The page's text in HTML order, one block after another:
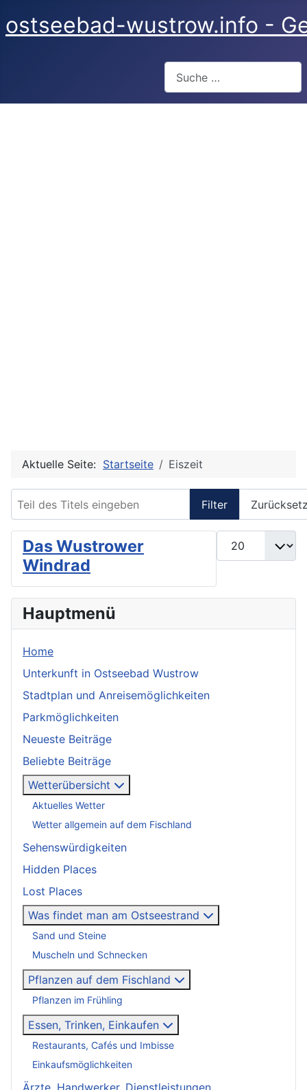
ostseebad-wustrow.info -
Aktuelle Seite: Startseite Eiszeit
Filter
Anzeige #
Das Wustrower
Windrad
Hauptmenü
Home
Unterkunft in Ostseebad Wustrow
Stadtplan und Anreisemöglichkeiten
Parkmöglichkeiten
Neueste Beiträge
Beliebte Beiträge
Wetterübersicht
Aktuelles Wetter
Wetter allgemein auf dem Fischland
Sehenswürdigkeiten
Hidden Places
Lost Places
Was findet man am Ostseestrand
Sand und Steine
Muscheln und Schnecken
Pflanzen auf dem Fischland
Pflanzen im Frühling
Essen, Trinken, Einkaufen
Restaurants, Cafés und Imbisse
Einkaufsmöglichkeiten